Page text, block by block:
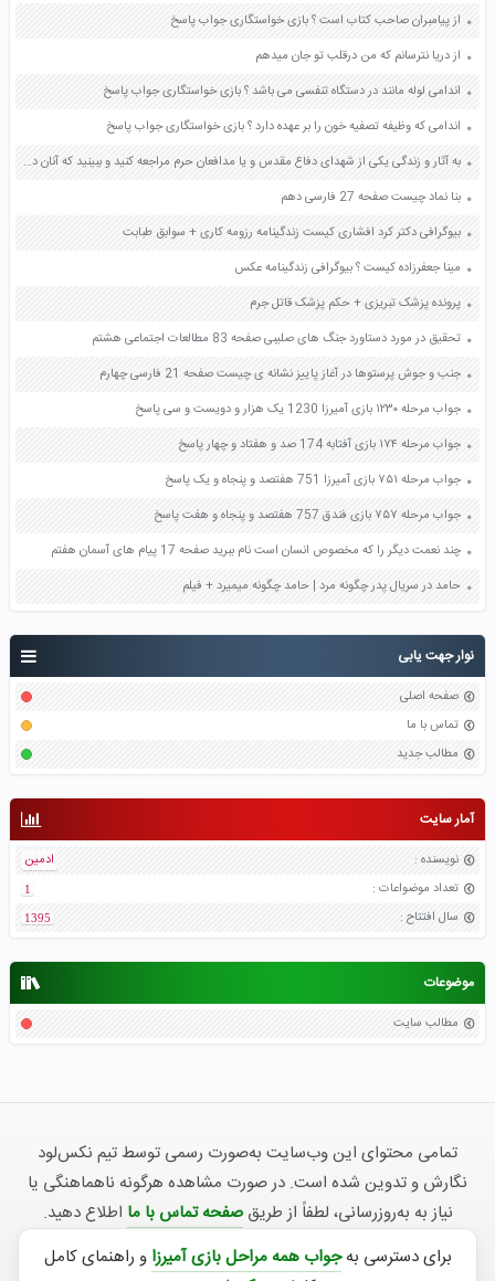
نوار جهت یابی
صفحه اصلی
تماس با ما
مطالب جدید
آمار سایت
نویسنده :
ادمین
تعداد موضواعات :
1
سال افتتاح :
1395
موضوعات
مطالب سایت
از پیامبران صاحب کتاب است ؟ بازی خواستگاری جواب پاسخ
از دریا نترسانم که من درقلب تو جان میدهم
اندامی لوله مانند در دستگاه تنفسی می باشد ؟ بازی خواستگاری جواب پاسخ
اندامی که وظیفه تصفیه خون را بر عهده دارد ؟ بازی خواستگاری جواب پاسخ
به آثار و زندگی یکی از شهدای دفاع مقدس و یا مدافعان حرم مراجعه کنید و ببینید که آنان درباره زندگی و مرگ چگونه می اندیشیدند انگیزه شهادت طلبی آنها چه بوده است صفحه 47 دین و زندگی دهم
بنا نماد چیست صفحه 27 فارسی دهم
بیوگرافی دکتر کرد افشاری کیست زندگینامه رزومه کاری + سوابق طبابت
مینا جعفرزاده کیست ؟ بیوگرافی زندگینامه عکس
پرونده پزشک تبریزی + حکم پزشک قاتل جرم
تحقیق در مورد دستاورد جنگ های صلیبی صفحه 83 مطالعات اجتماعی هشتم
جنب و جوش پرستوها در آغاز پاییز نشانه ی چیست صفحه 21 فارسی چهارم
جواب مرحله ۱۲۳۰ بازی آمیرزا 1230 یک هزار و دویست و سی پاسخ
جواب مرحله ۱۷۴ بازی آفتابه 174 صد و هفتاد و چهار پاسخ
جواب مرحله ۷۵۱ بازی آمیرزا 751 هفتصد و پنجاه و یک پاسخ
جواب مرحله ۷۵۷ بازی فندق 757 هفتصد و پنجاه و هفت پاسخ
چند نعمت دیگر را که مخصوص انسان است نام ببرید صفحه 17 پیام های آسمان هفتم
حامد در سریال پدر چگونه مرد | حامد چگونه میمیرد + فیلم
تمامی محتوای این وب‌سایت به‌صورت رسمی توسط تیم نکس‌لود
نگارش و تدوین شده است. در صورت مشاهده هرگونه ناهماهنگی یا
نیاز به به‌روزرسانی، لطفاً از طریقصفحه تماس با ما اطلاع دهید.
برای دسترسی به جواب همه مراحل بازی آمیرزا و راهنمای کامل